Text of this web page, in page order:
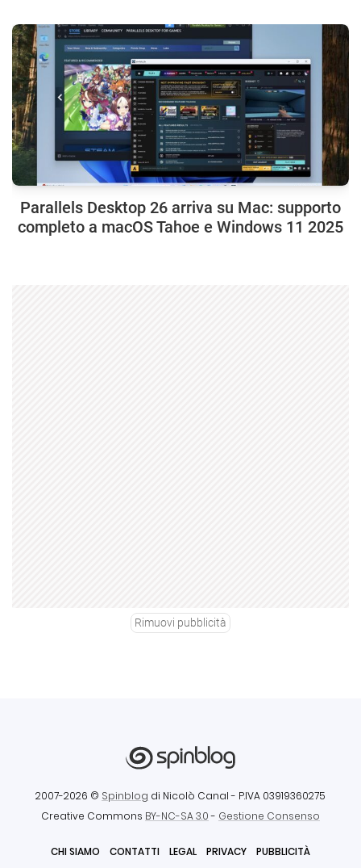
Parallels Desktop 26 arriva su Mac: supporto
completo a macOS Tahoe e Windows 11 2025
Rimuovi pubblicità
2007-2026 © Spinblog di Nicolò Canal - P.IVA 03919360275
Creative Commons BY-NC-SA 3.0- Gestione Consenso
CHI SIAMO CONTATTI LEGAL PRIVACY PUBBLICITÀ